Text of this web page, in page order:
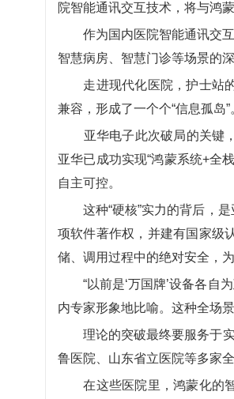
院智能通讯交互技术，将与鸿
作为国内医院智能通讯交互
智慧病房、智慧门诊等场景的
走进现代化医院，护士站的
兼容，形成了一个个“信息孤岛
亚华电子此次破局的关键，
亚华已成功实现“鸿蒙系统+全
自主可控。
这种“硬核”实力的背后，是
项软件著作权，并建有国家级
储、调用过程中的绝对安全，
“以前是‘万国牌’设备各自为
内专家形象地比喻。这种全场
理论的突破最终要服务于实
鲁医院、山东省立医院等多家
在这些医院里，鸿蒙化的智